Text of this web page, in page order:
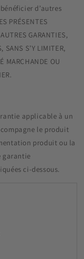
d’autres
PRÉSENTES
GARANTIES,
SANS S’Y LIMITER,
MARCHANDE OU
applicable à un
le produit
produit ou la
garantie
ci-dessous.